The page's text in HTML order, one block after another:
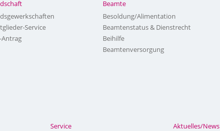
Service
Beamte
Besoldung/Alimentation
Beamtenstatus & Dienstrecht
Beihilfe
Beamtenversorgung
Service
Aktuelles/News